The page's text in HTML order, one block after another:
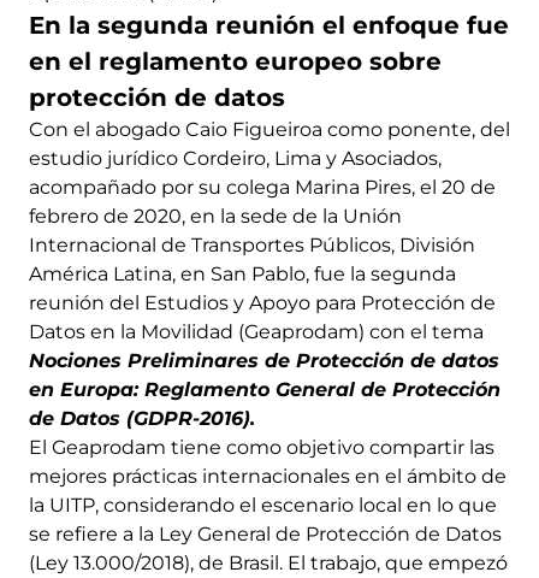
En la segunda reunión el enfoque fue
en el reglamento europeo sobre
protección de datos
Con el abogado Caio Figueiroa como ponente, del
estudio jurídico Cordeiro, Lima y Asociados,
acompañado por su colega Marina Pires, el 20 de
febrero de 2020, en la sede de la Unión
Internacional de Transportes Públicos, División
América Latina, en San Pablo, fue la segunda
reunión del Estudios y Apoyo para Protección de
Datos en la Movilidad (Geaprodam) con el tema
Nociones Preliminares de Protección de datos
en Europa: Reglamento General de Protección
de Datos (GDPR-2016).
El Geaprodam tiene como objetivo compartir las
mejores prácticas internacionales en el ámbito de
la UITP, considerando el escenario local en lo que
se refiere a la Ley General de Protección de Datos
(Ley 13.000/2018), de Brasil. El trabajo, que empezó